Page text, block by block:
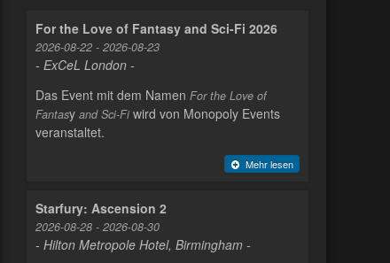
For the Love of Fantasy and Sci-Fi 2026
2026-08-22 - 2026-08-23
- ExCeL London -
Das Event mit dem Namen For the Love of
Fantasy and Sci-Fi wird von Monopoly Events
veranstaltet.
Mehr lesen
Starfury: Ascension 2
2026-08-28 - 2026-08-30
- Hilton Metropole Hotel, Birmingham -